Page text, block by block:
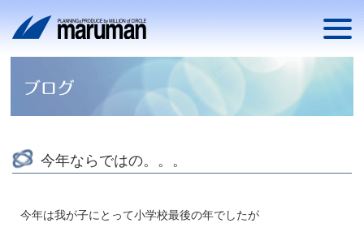
今年ならではの。。。
今年は我が子にとって小学校最後の年でしたが